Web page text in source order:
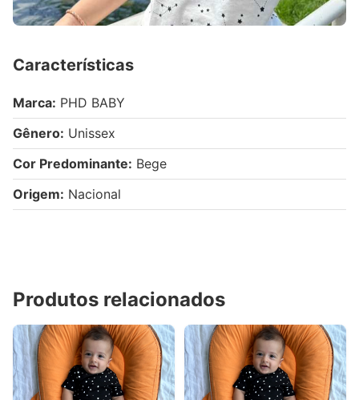
Características
Marca: PHD BABY
Gênero: Unissex
Cor Predominante: Bege
Origem: Nacional
Produtos relacionados